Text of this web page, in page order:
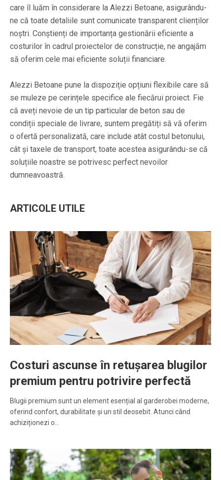
care îl luăm în considerare la Alezzi Betoane, asigurându-
ne că toate detaliile sunt comunicate transparent clienților
noștri. Conștienți de importanța gestionării eficiente a
costurilor în cadrul proiectelor de construcție, ne angajăm
să oferim cele mai eficiente soluții financiare.
Alezzi Betoane pune la dispoziție opțiuni flexibile care să
se muleze pe cerințele specifice ale fiecărui proiect. Fie
că aveți nevoie de un tip particular de beton sau de
condiții speciale de livrare, suntem pregătiți să vă oferim
o ofertă personalizată, care include atât costul betonului,
cât și taxele de transport, toate acestea asigurându-se că
soluțiile noastre se potrivesc perfect nevoilor
dumneavoastră.
ARTICOLE UTILE
Costuri ascunse în retușarea blugilor
premium pentru potrivire perfectă
Blugii premium sunt un element esențial al garderobei moderne,
oferind confort, durabilitate și un stil deosebit. Atunci când
achiziționezi o…